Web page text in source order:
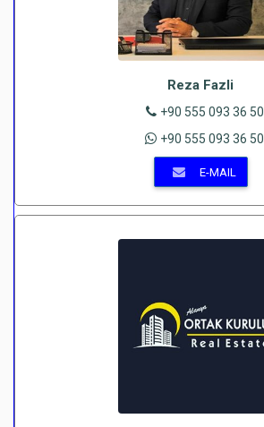
Reza Fazli
+90 555 093 36 50
+90 555 093 36 50
E-MAIL